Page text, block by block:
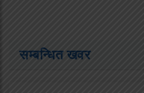
सम्बन्धित खवर